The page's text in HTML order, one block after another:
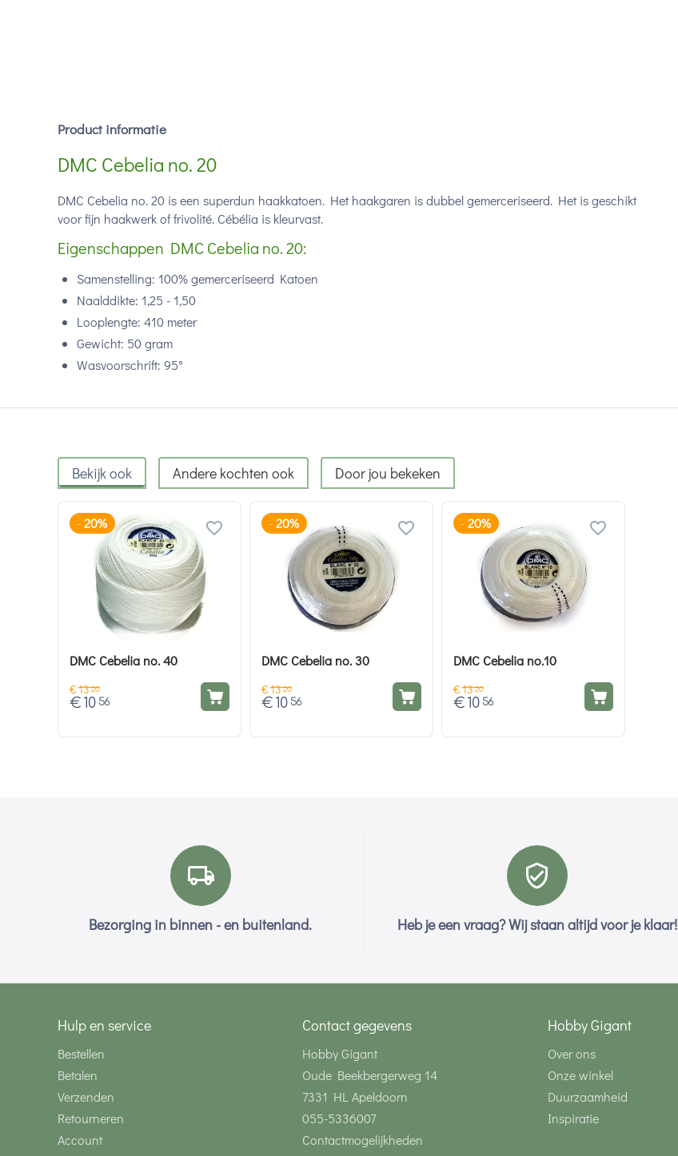
Product informatie
DMC Cebelia no. 20
DMC Cebelia no. 20 is een superdun haakkatoen. Het haakgaren is dubbel gemerceriseerd. Het is geschikt
voor fijn haakwerk of frivolité. Cébélia is kleurvast.
Eigenschappen DMC Cebelia no. 20:
Samenstelling: 100%gemerceriseerd Katoen
Naalddikte: 1,25 - 1,50
Looplengte: 410 meter
Gewicht: 50 gram
Wasvoorschrift: 95°
Bekijk ook Andere kochten ook Door jou bekeken
- 20%
DMC Cebelia no. 40
€13 20
€10 56
- 20%
DMC Cebelia no. 30
€13 20
€10 56
- 20%
DMC Cebelia no.10
€13 20
€10 56
Bezorging in binnen - en buitenland. Heb je een vraag? Wij staan altijd voor je klaar!
Hulp en service
Bestellen
Betalen
Verzenden
Retourneren
Account
Contact gegevens
Hobby Gigant
Oude Beekbergerweg 14
7331 HL Apeldoorn
055-5336007
Contactmogelijkheden
Hobby Gigant
Over ons
Onze winkel
Duurzaamheid
Inspiratie